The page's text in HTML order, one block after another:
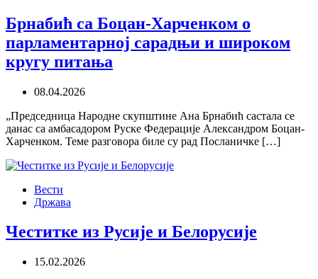
Брнабић са Боцан-Харченком о
парламентарној сарадњи и широком
кругу питања
08.04.2026
„Председница Народне скупштине Ана Брнабић састала се
данас са амбасадором Руске Федерације Александром Боцан-
Харченком. Теме разговора биле су рад Посланичке […]
Вести
Држава
Честитке из Русије и Белорусије
15.02.2026